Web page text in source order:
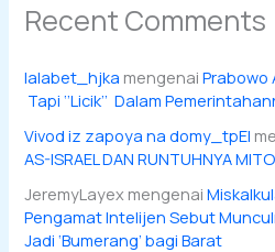
Recent Comments
lalabet_hjka mengenaiPrabowo
Tapi ‘’Licik’’ Dalam
Vivod iz zapoya na domy_tpEl
AS-ISRAEL DAN RUNTUHNYA
JeremyLayex mengenai
Pengamat Intelijen Sebut
Jadi ‘Bumerang’ bagi Barat